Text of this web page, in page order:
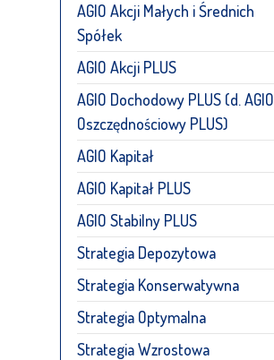
AGIO Akcji Małych i Średnich
Spółek
AGIO Akcji PLUS
AGIO Dochodowy PLUS (d. AGIO
Oszczędnościowy PLUS)
AGIO Kapitał
AGIO Kapitał PLUS
AGIO Stabilny PLUS
Strategia Depozytowa
Strategia Konserwatywna
Strategia Optymalna
Strategia Wzrostowa